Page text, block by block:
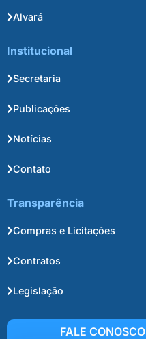
Alvará
Institucional
Secretaria
Publicações
Notícias
Contato
Transparência
Compras e Licitações
Contratos
Legislação
FALE CONOSCO